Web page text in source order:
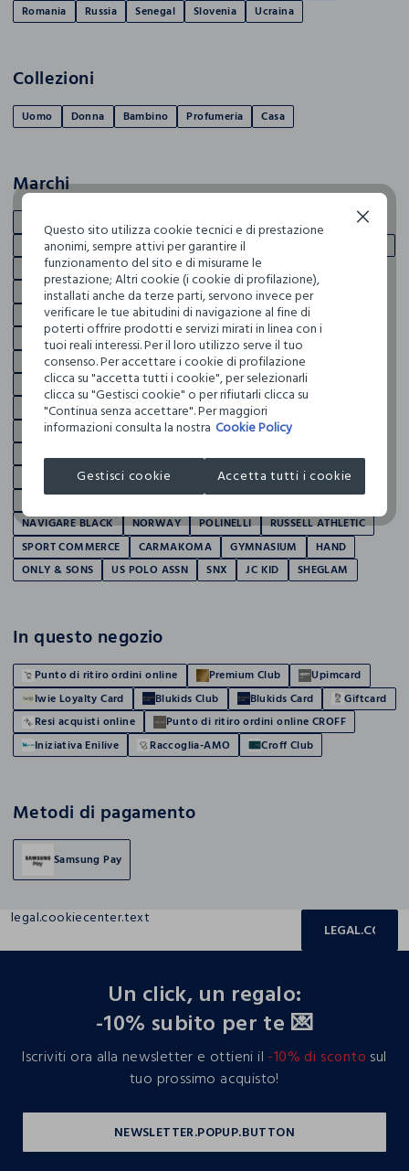
Romania
Russia Senegal Slovenia Ucraina
Collezioni
Uomo Donna Bambino Profumeria Casa
Marchi
BLUKIDS CROFF UPIM APRICOT
ATTITUDE
BIJOU BRIGITTE
CAGI CLAIRE'S ESPRIT
GABBIANO UPIM
INTERGROSS
JACK & JONES
JACQUELINE DE YONG
JC ACCESSORIES
KIDS'ACCESORIES
LA VIE
LEPEL LOVABLE MARI LIBRI
NATIVA FRAGRANCES
ONLY
PERLETTI PITTAROSSO PLAYTEX
RESET
ROCCO GIOCATTOLI
SANPELLEGRINO SPRINGFIELD
TESCOMA
TRI-COASTAL WAKE UP COSMETICS
YOULOOK
J. HART & BROS RUMFORD
HOLISTC MAN
PRIVACY
NICE & CHIC IWIE ROSA THEA
NYMOS
HOLISTIC WOMAN
ACCESSORI JBL B-YOU DIEMME
FLER
LICENZE BAMBINO 40 JBL
LICENZE BAMBINO JBL
LICENZE DONNA JBL
LICENZE UOMO JBL
NAF NAF
NAVIGARE BLACK
NORWAY POLINELLI
RUSSELL ATHLETIC
SPORT COMMERCE
CARMAKOMA GYMNASIUM
HAND
ONLY & SONS
US POLO ASSN SNX JC KID SHEGLAM
In questo negozio
Punto di ritiro ordini online Premium Club
Upimcard
Iwie Loyalty Card
Blukids Club Blukids Card
Giftcard
Resi acquisti online
Punto di ritiro ordini online CROFF
Iniziativa Enilive
Raccoglia-AMO Croff Club
Metodi di pagamento
Samsung Pay
legal.cookiecenter.text
Un click, un regalo:
-10% subito per te 💌
Iscriviti ora alla newsletter e ottieni il -10% di sconto sul
tuo prossimo acquisto!
Questo sito utilizza cookie tecnici e di prestazione
anonimi, sempre attivi per garantire il
funzionamento del sito e di misurarne le
prestazione; Altri cookie (i cookie di profilazione),
installati anche da terze parti, servono invece per
verificare le tue abitudini di navigazione al fine di
poterti offrire prodotti e servizi mirati in linea con i
tuoi reali interessi. Per il loro utilizzo serve il tuo
consenso. Per accettare i cookie di profilazione
clicca su "accetta tutti i cookie", per selezionarli
clicca su "Gestisci cookie" o per rifiutarli clicca su
"Continua senza accettare". Per maggiori
informazioni consulta la nostra Cookie Policy
Gestisci cookie Accetta tutti i cookie
Continua senza accettare